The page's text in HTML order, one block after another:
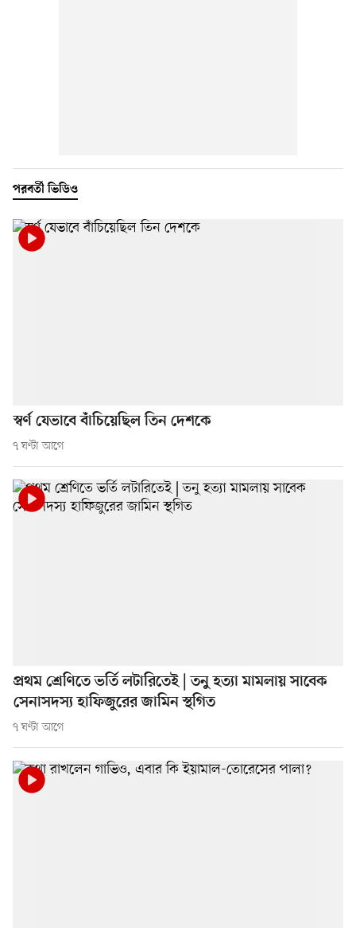
পরবর্তী ভিডিও
স্বর্ণ যেভাবে বাঁচিয়েছিল তিন দেশকে
৭ ঘণ্টা আগে
প্রথম শ্রেণিতে ভর্তি লটারিতেই | তনু হত্যা মামলায় সাবেক
সেনাসদস্য হাফিজুরের জামিন স্থগিত
৭ ঘণ্টা আগে